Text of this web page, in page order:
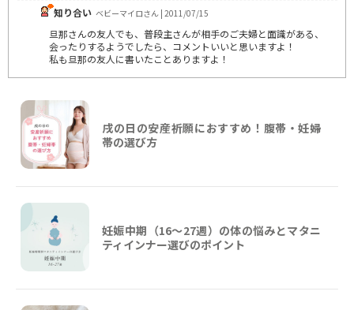
知り合い ベビーマイロさん | 2011/07/15
旦那さんの友人でも、普段主さんが相手のご夫婦と面識がある、
会ったりするようでしたら、コメントいいと思いますよ！
私も旦那の友人に書いたことありますよ！
戌の日の安産祈願におすすめ！腹帯・妊婦
帯の選び方
妊娠中期（16〜27週）の体の悩みとマタニ
ティインナー選びのポイント